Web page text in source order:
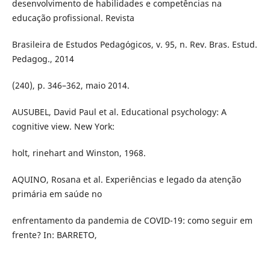
desenvolvimento de habilidades e competências na
educação profissional. Revista
Brasileira de Estudos Pedagógicos, v. 95, n. Rev. Bras. Estud.
Pedagog., 2014
(240), p. 346–362, maio 2014.
AUSUBEL, David Paul et al. Educational psychology: A
cognitive view. New York:
holt, rinehart and Winston, 1968.
AQUINO, Rosana et al. Experiências e legado da atenção
primária em saúde no
enfrentamento da pandemia de COVID-19: como seguir em
frente? In: BARRETO,